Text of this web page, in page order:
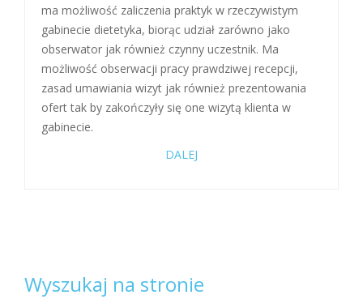
ma możliwość zaliczenia praktyk w rzeczywistym
gabinecie dietetyka, biorąc udział zarówno jako
obserwator jak również czynny uczestnik. Ma
możliwość obserwacji pracy prawdziwej recepcji,
zasad umawiania wizyt jak również prezentowania
ofert tak by zakończyły się one wizytą klienta w
gabinecie.
DALEJ
Wyszukaj na stronie